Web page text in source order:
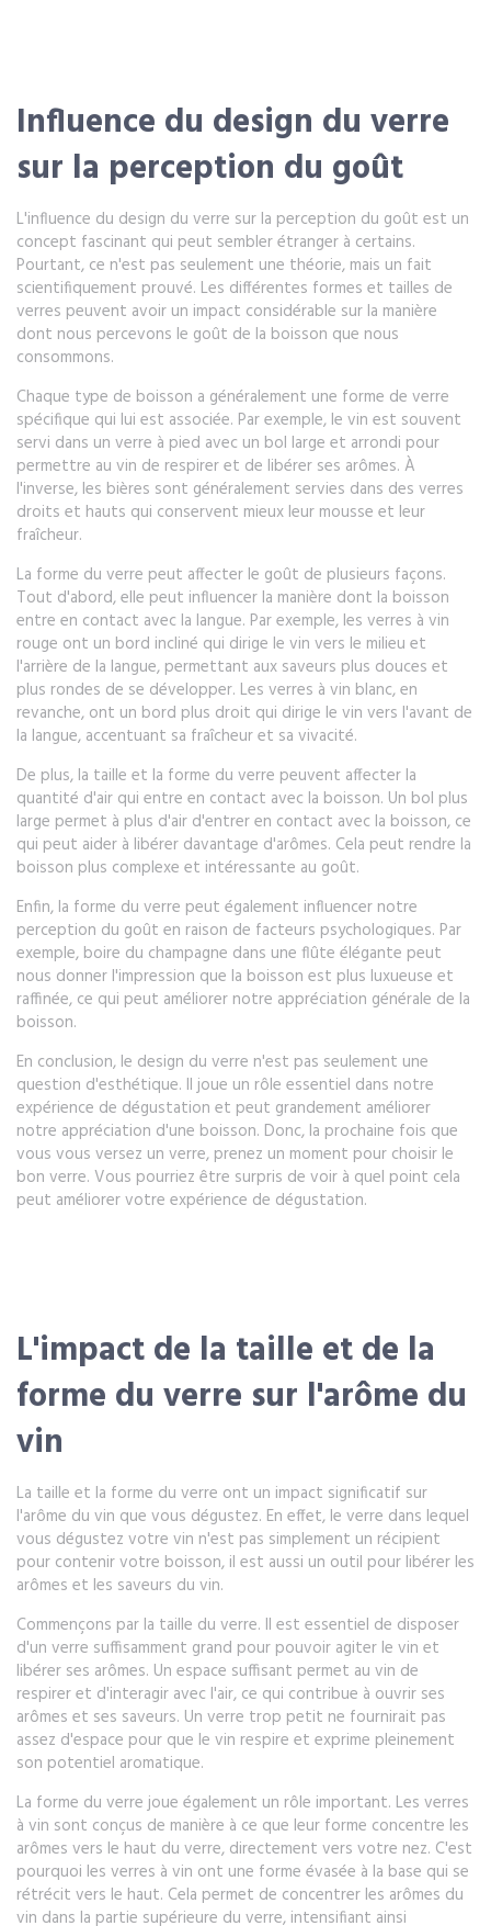
Influence du design du verre
sur la perception du goût
L'influence du design du verre sur la perception du goût est un
concept fascinant qui peut sembler étranger à certains.
Pourtant, ce n'est pas seulement une théorie, mais un fait
scientifiquement prouvé. Les différentes formes et tailles de
verres peuvent avoir un impact considérable sur la manière
dont nous percevons le goût de la boisson que nous
consommons.
Chaque type de boisson a généralement une forme de verre
spécifique qui lui est associée. Par exemple, le vin est souvent
servi dans un verre à pied avec un bol large et arrondi pour
permettre au vin de respirer et de libérer ses arômes. À
l'inverse, les bières sont généralement servies dans des verres
droits et hauts qui conservent mieux leur mousse et leur
fraîcheur.
La forme du verre peut affecter le goût de plusieurs façons.
Tout d'abord, elle peut influencer la manière dont la boisson
entre en contact avec la langue. Par exemple, les verres à vin
rouge ont un bord incliné qui dirige le vin vers le milieu et
l'arrière de la langue, permettant aux saveurs plus douces et
plus rondes de se développer. Les verres à vin blanc, en
revanche, ont un bord plus droit qui dirige le vin vers l'avant de
la langue, accentuant sa fraîcheur et sa vivacité.
De plus, la taille et la forme du verre peuvent affecter la
quantité d'air qui entre en contact avec la boisson. Un bol plus
large permet à plus d'air d'entrer en contact avec la boisson, ce
qui peut aider à libérer davantage d'arômes. Cela peut rendre la
boisson plus complexe et intéressante au goût.
Enfin, la forme du verre peut également influencer notre
perception du goût en raison de facteurs psychologiques. Par
exemple, boire du champagne dans une flûte élégante peut
nous donner l'impression que la boisson est plus luxueuse et
raffinée, ce qui peut améliorer notre appréciation générale de la
boisson.
En conclusion, le design du verre n'est pas seulement une
question d'esthétique. Il joue un rôle essentiel dans notre
expérience de dégustation et peut grandement améliorer
notre appréciation d'une boisson. Donc, la prochaine fois que
vous vous versez un verre, prenez un moment pour choisir le
bon verre. Vous pourriez être surpris de voir à quel point cela
peut améliorer votre expérience de dégustation.
L'impact de la taille et de la
forme du verre sur l'arôme du
vin
La taille et la forme du verre ont un impact significatif sur
l'arôme du vin que vous dégustez. En effet, le verre dans lequel
vous dégustez votre vin n'est pas simplement un récipient
pour contenir votre boisson, il est aussi un outil pour libérer les
arômes et les saveurs du vin.
Commençons par la taille du verre. Il est essentiel de disposer
d'un verre suffisamment grand pour pouvoir agiter le vin et
libérer ses arômes. Un espace suffisant permet au vin de
respirer et d'interagir avec l'air, ce qui contribue à ouvrir ses
arômes et ses saveurs. Un verre trop petit ne fournirait pas
assez d'espace pour que le vin respire et exprime pleinement
son potentiel aromatique.
La forme du verre joue également un rôle important. Les verres
à vin sont conçus de manière à ce que leur forme concentre les
arômes vers le haut du verre, directement vers votre nez. C'est
pourquoi les verres à vin ont une forme évasée à la base qui se
rétrécit vers le haut. Cela permet de concentrer les arômes du
vin dans la partie supérieure du verre, intensifiant ainsi